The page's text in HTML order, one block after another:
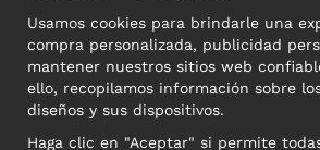
REDES SOCIALES
DIRECCIÓN COMERCIAL
Usamos cookies para brindarle una
compra personalizada, publicidad
mantener nuestros sitios web
ello, recopilamos información sobre
diseños y sus dispositivos.
Haga clic en "Aceptar" si permite